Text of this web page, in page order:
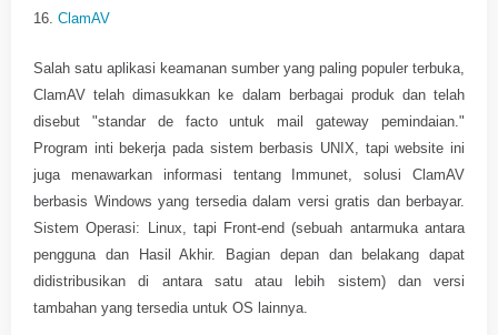
16. ClamAV
Salah satu aplikasi keamanan sumber yang paling populer terbuka,
ClamAV telah dimasukkan ke dalam berbagai produk dan telah
disebut "standar de facto untuk mail gateway pemindaian."
Program inti bekerja pada sistem berbasis UNIX, tapi website ini
juga menawarkan informasi tentang Immunet, solusi ClamAV
berbasis Windows yang tersedia dalam versi gratis dan berbayar.
Sistem Operasi: Linux, tapi Front-end (sebuah antarmuka antara
pengguna dan Hasil Akhir. Bagian depan dan belakang dapat
didistribusikan di antara satu atau lebih sistem)dan versi
tambahan yang tersedia untuk OS lainnya.